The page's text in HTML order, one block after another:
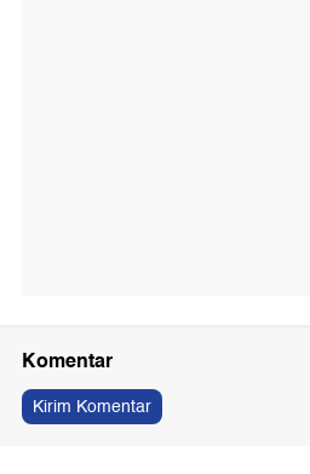
Komentar
Kirim Komentar